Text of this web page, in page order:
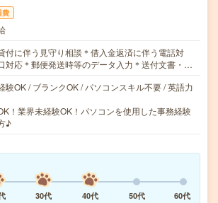
費
付に伴う見守り相談＊借入金返済に伴う電話対
対応＊郵便発送時等のデータ入力＊送付文書・…
験OK / ブランクOK / パソコンスキル不要 / 英語力
！業界未経験OK！パソコンを使用した事務経験
♪
30代 40代 50代
60代